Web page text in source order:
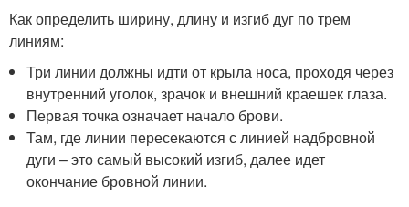
Как определить ширину, длину и изгиб дуг по трем
линиям:
Три линии должны идти от крыла носа, проходя через
внутренний уголок, зрачок и внешний краешек глаза.
Первая точка означает начало брови.
Там, где линии пересекаются с линией надбровной
дуги – это самый высокий изгиб, далее идет
окончание бровной линии.